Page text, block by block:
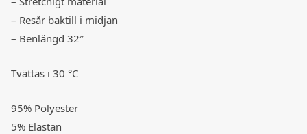
– Resår baktill i midjan
– Benlängd 32″
Tvättas i 30 °C
95% Polyester
5% Elastan